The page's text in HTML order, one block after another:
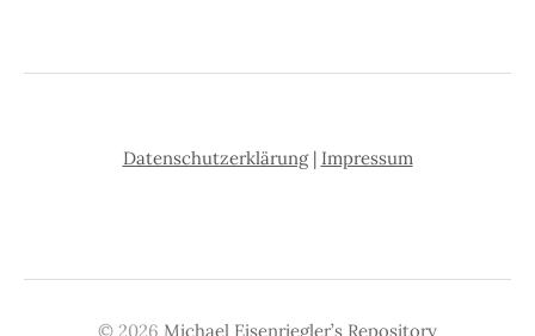
Datenschutzerklärung| Impressum
© 2026 Michael Eisenriegler’s Repository